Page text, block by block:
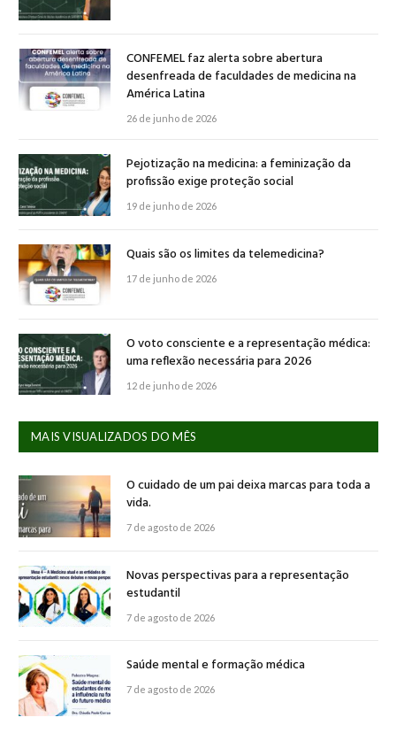
CONFEMEL faz alerta sobre abertura
desenfreada de faculdades de medicina na
América Latina
26 de junho de 2026
Pejotização na medicina: a feminização da
profissão exige proteção social
19 de junho de 2026
Quais são os limites da telemedicina?
17 de junho de 2026
O voto consciente e a representação médica:
uma reflexão necessária para 2026
12 de junho de 2026
MAIS VISUALIZADOS DO MÊS
O cuidado de um pai deixa marcas para toda a
vida.
7 de agosto de 2026
Novas perspectivas para a representação
estudantil
7 de agosto de 2026
Saúde mental e formação médica
7 de agosto de 2026